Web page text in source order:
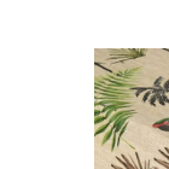
Bildergalerie